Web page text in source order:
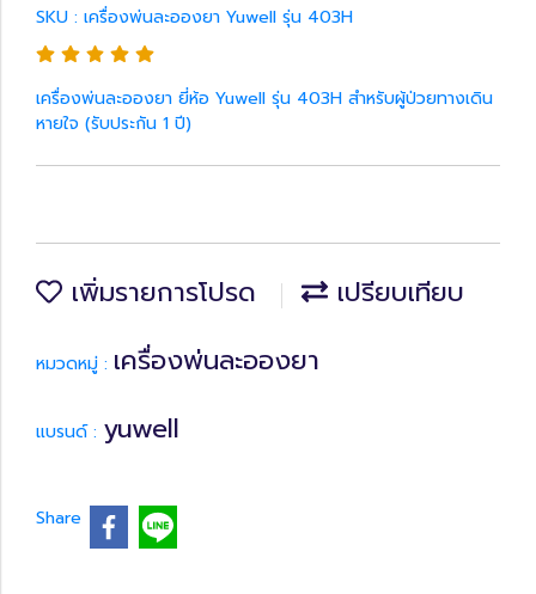
SKU : เครื่องพ่นละอองยา Yuwell รุ่น 403H
เครื่องพ่นละอองยา ยี่ห้อ Yuwell รุ่น 403H สำหรับผู้ป่วยทางเดิน
หายใจ (รับประกัน 1 ปี)
เพิ่มรายการโปรด เปรียบเทียบ
หมวดหมู่ : เครื่องพ่นละอองยา
แบรนด์ : yuwell
Share